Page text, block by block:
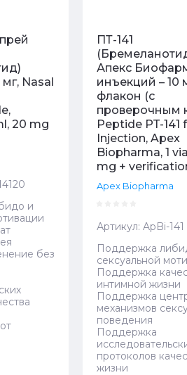
Nasal
20 mg
и
без
ПТ-141
Апекс
инъекций – 10
флакон (с
проверочным
Peptide PT-141
Injection, Apex
Biopharma, 1
mg +
Apex Biopharma
Артикул: ApBi-141
Поддержка
сексуальной
Поддержка
интимной жизни
Поддержка
механизмов
поведения
Поддержка
протоколов
жизни